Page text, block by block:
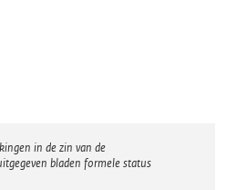
in de zin van de
bladen formele status